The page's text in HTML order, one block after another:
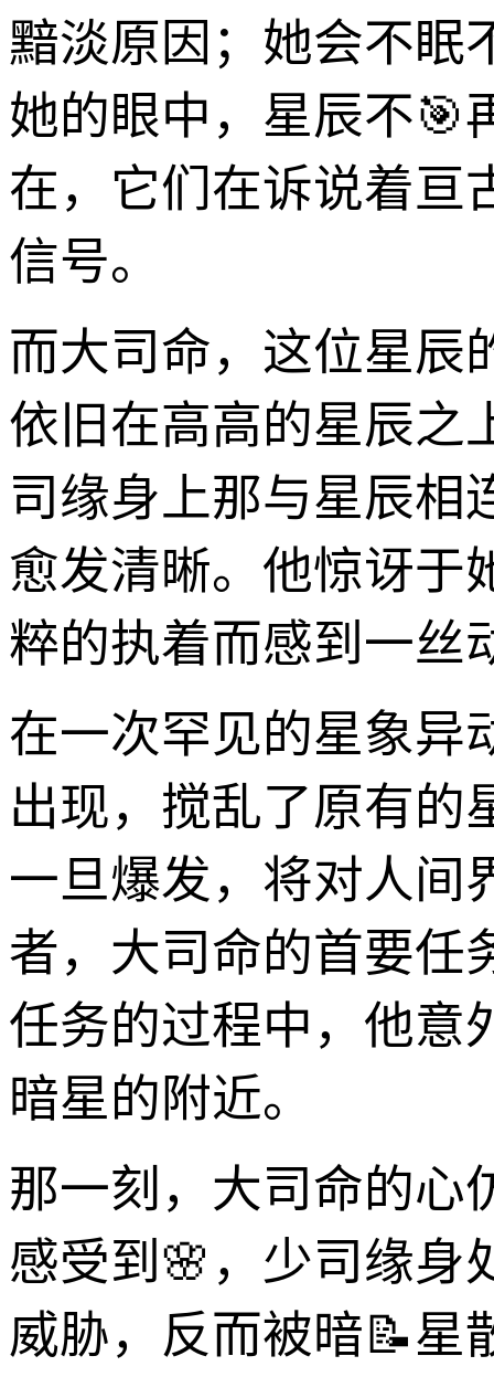
黯淡原因；她会不眠
她的眼中，星辰不🎯
在，它们在诉说着亘
信号。
而大司命，这位星辰
依旧在高高的星辰之
司缘身上那与星辰相
愈发清晰。他惊讶于
粹的执着而感到一丝
在一次罕见的星象异
出现，搅乱了原有的
一旦爆发，将对人间
者，大司命的首要任
任务的过程中，他意
暗星的附近。
那一刻，大司命的心
感受到🌸，少司缘身
威胁，反而被暗📝星